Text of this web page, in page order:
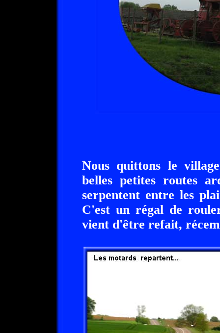
Nous quittons le
belles petites routes
serpentent entre les
C'est un régal de
vient d'être refait,